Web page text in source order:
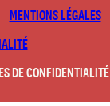
MENTIONS LÉGALES
DE CONFIDENTIALITÉ